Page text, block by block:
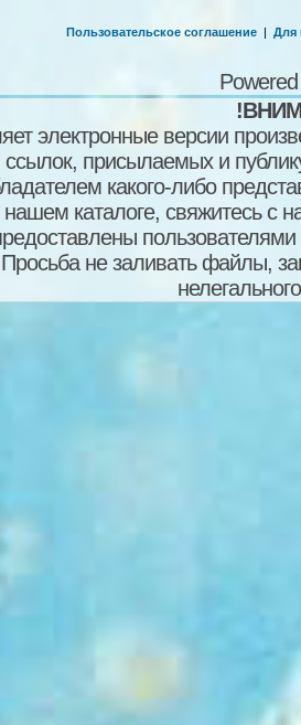
Пользовательское соглашение | Для
электронные версии
ссылок, присылаемых и
какого-либо
нашем каталоге, свяжитесь
пользователями
не заливать файлы,